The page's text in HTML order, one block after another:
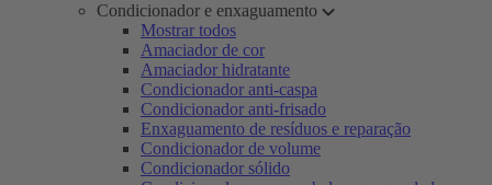
Condicionador e enxaguamento
Mostrar todos
Amaciador de cor
Amaciador hidratante
Condicionador anti-caspa
Condicionador anti-frisado
Enxaguamento de resíduos e reparação
Condicionador de volume
Condicionador sólido